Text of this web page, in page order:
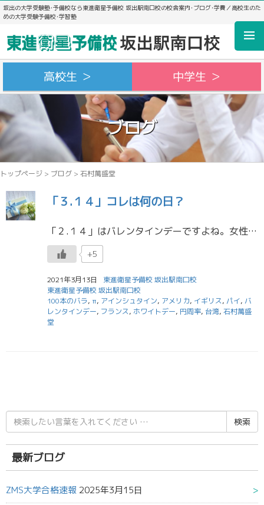
坂出の大学受験塾･予備校なら東進衛星予備校 坂出駅南口校の校舎案内･ブログ･学費／高校生のた
めの大学受験予備校･学習塾
高校生 ＞ 中学生 ＞
ブログ
トップページ > ブログ > 石村萬盛堂
「３.１４」コレは何の日？
「２.１４」はバレンタインデーですよね。女性が男性にチョコをあげる日と言われています。 しかし、この日本人が思うバレンタインデーは少数派だと知っていましたか？ 調べてみたらおもしろかったので本記事の最後に書いておこうと思 […]
+5
2021年3月13日
東進衛星予備校 坂出駅南口校
東進衛星予備校 坂出駅南口校
100本のバラ, π, アインシュタイン, アメリカ, イギリス, パイ, バ
レンタインデー, フランス, ホワイトデー, 円周率, 台湾, 石村萬盛
堂
検
索
結
果:
最新ブログ
ZMS大学合格速報 2025年3月15日